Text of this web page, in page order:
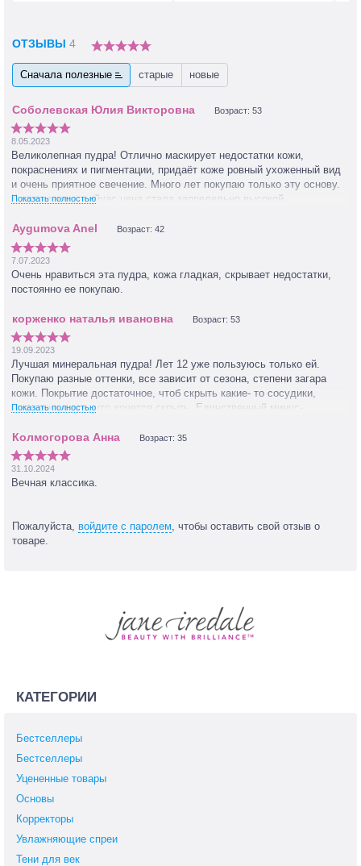
ОТЗЫВЫ 4
Сначала полезные старые новые
Возраст: 53
8.05.2023
Великолепная пудра! Отлично маскирует недостатки кожи,
покраснениях и пигментации, придаёт коже ровный ухоженный вид
и очень приятное свечение. Много лет покупаю только эту основу.
К сожалению; сейчас цена стала запредельно высокой.
Показать полностью
Возраст: 42
7.07.2023
Очень нравиться эта пудра, кожа гладкая, скрывает недостатки,
постоянно ее покупаю.
Возраст: 53
19.09.2023
Лучшая минеральная пудра! Лет 12 уже пользуюсь только ей.
Покупаю разные оттенки, все зависит от сезона, степени загара
кожи. Покрытие достаточное, чтоб скрыть какие- то сосудики,
пятнышки и все, что хочется скрыть. Единственный минус-
Показать полностью
Возраст: 35
31.10.2024
Вечная классика.
Пожалуйста, войдите с паролем , чтобы оставить свой отзыв о
товаре.
КАТЕГОРИИ
Бестселлеры
Бестселлеры
Уцененные товары
Основы
Корректоры
Увлажняющие спреи
Тени для век